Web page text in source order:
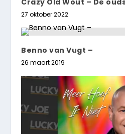
Crazy Old Wout – De
27 oktober 2022
Benno van Vugt –
26 maart 2019